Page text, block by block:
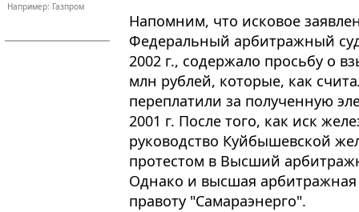
Например: Газпром
Напомним, что исковое
Федеральный арбитражный
2002 г., содержало просьбу о
млн рублей, которые, как
переплатили за полученную
2001 г. После того, как иск
руководство Куйбышевской
протестом в Высший
Однако и высшая
правоту "Самараэнерго".